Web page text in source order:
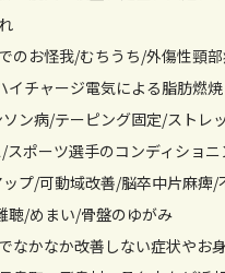
のお怪我/むちうち/外傷性頸
イチャージ電気による脂肪燃焼
ン病/テーピング固定/ストレ
スポーツ選手のコンディショ
プ/可動域改善/脳卒中片麻痺/
聴/めまい/骨盤のゆがみ
なかなか改善しない症状やお